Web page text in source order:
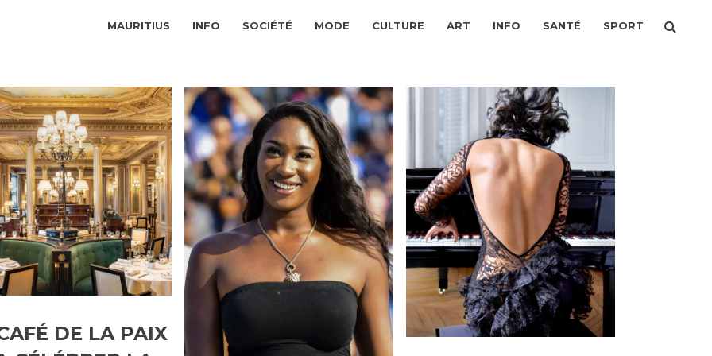
MAURITIUS INFO SOCIÉTÉ MODE CULTURE ART INFO SANTÉ SPORT
DE LA PAIX